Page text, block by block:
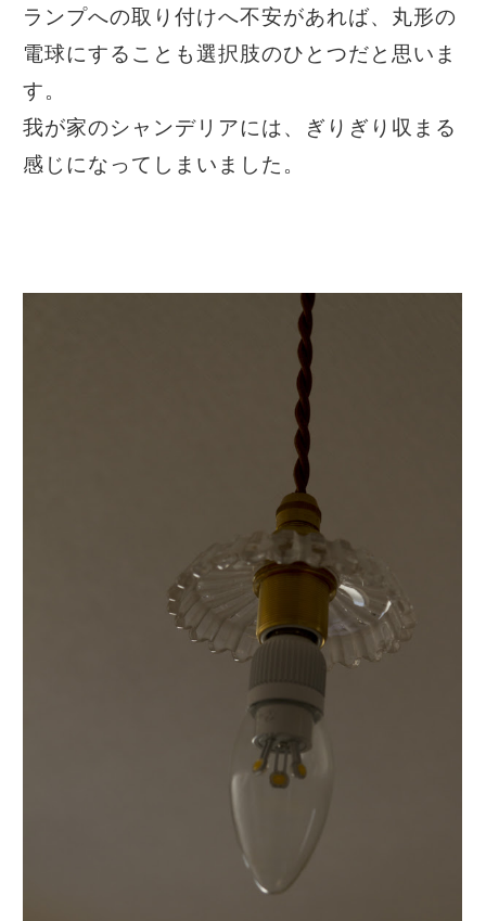
ランプへの取り付けへ不安があれば、丸形の
電球にすることも選択肢のひとつだと思いま
す。
我が家のシャンデリアには、ぎりぎり収まる
感じになってしまいました。